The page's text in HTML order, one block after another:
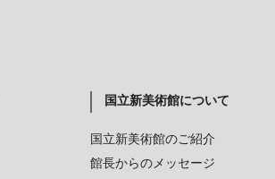
国立新美術館について
国立新美術館のご紹介
館長からのメッセージ